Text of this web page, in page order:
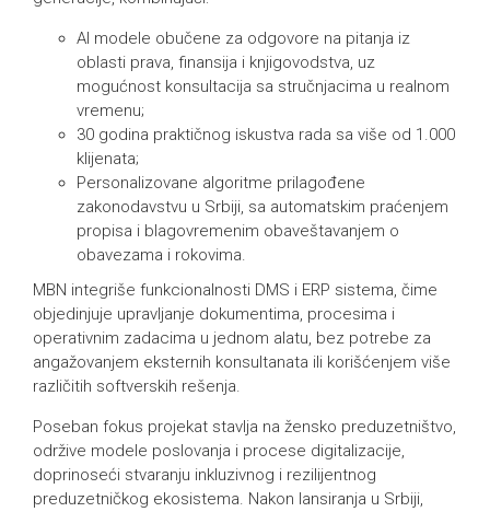
AI modele obučene za odgovore na pitanja iz
oblasti prava, finansija i knjigovodstva, uz
mogućnost konsultacija sa stručnjacima u realnom
vremenu;
30 godina praktičnog iskustva rada sa više od 1.000
klijenata;
Personalizovane algoritme prilagođene
zakonodavstvu u Srbiji, sa automatskim praćenjem
propisa i blagovremenim obaveštavanjem o
obavezama i rokovima.
MBN integriše funkcionalnosti DMS i ERP sistema, čime
objedinjuje upravljanje dokumentima, procesima i
operativnim zadacima u jednom alatu, bez potrebe za
angažovanjem eksternih konsultanata ili korišćenjem više
različitih softverskih rešenja.
Poseban fokus projekat stavlja na žensko preduzetništvo,
održive modele poslovanja i procese digitalizacije,
doprinoseći stvaranju inkluzivnog i rezilijentnog
preduzetničkog ekosistema. Nakon lansiranja u Srbiji,